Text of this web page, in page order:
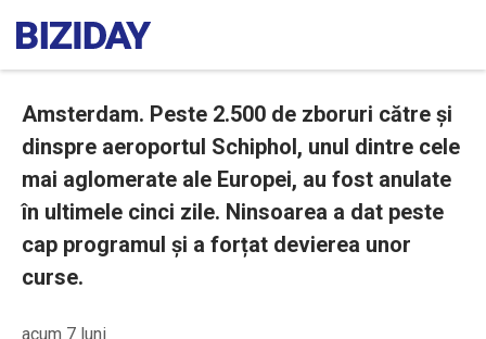
Amsterdam. Peste 2.500 de zboruri către și
dinspre aeroportul Schiphol, unul dintre cele
mai aglomerate ale Europei, au fost anulate
în ultimele cinci zile. Ninsoarea a dat peste
cap programul și a forțat devierea unor
curse.
acum 7 luni